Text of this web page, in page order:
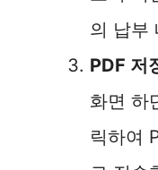
의 납부
PDF 저
화면 하
릭하여